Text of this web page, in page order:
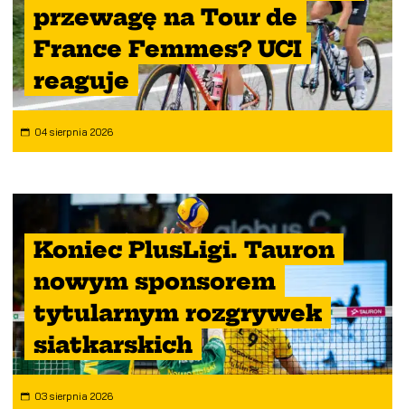
przewagę na Tour de
France Femmes? UCI
reaguje
04 sierpnia 2026
Koniec PlusLigi. Tauron
nowym sponsorem
tytularnym rozgrywek
siatkarskich
03 sierpnia 2026